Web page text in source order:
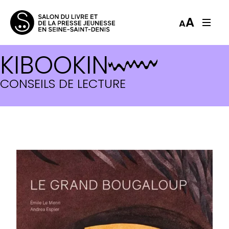
AA
KIBOOKIN
CONSEILS DE LECTURE